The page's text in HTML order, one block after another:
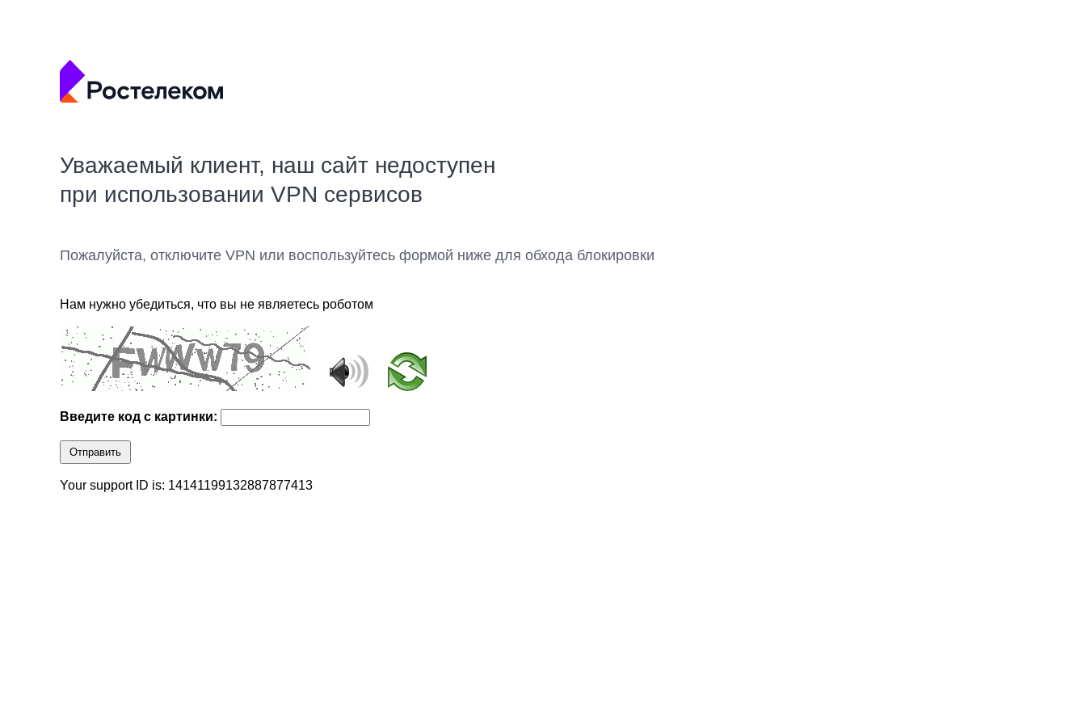
Уважаемый клиент, наш сайт недоступен
при использовании VPN сервисов
Пожалуйста, отключите VPN или воспользуйтесь формой ниже для обхода блокировки
Нам нужно убедиться, что вы не являетесь роботом
Введите код с картинки:
Отправить
Your support ID is: 14141199132887877413